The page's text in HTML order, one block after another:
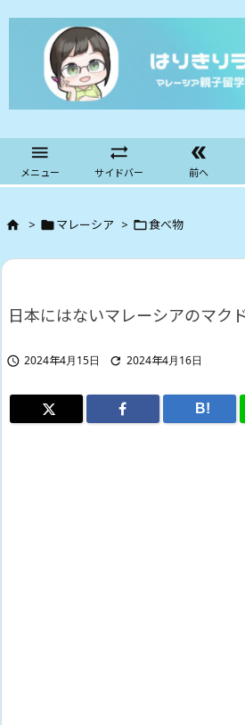

メニュー

サイドバー

前へ
 > マレーシア > 食べ物
日本にはないマレーシアのマク
 2024年4月15日  2024年4月16日
B!